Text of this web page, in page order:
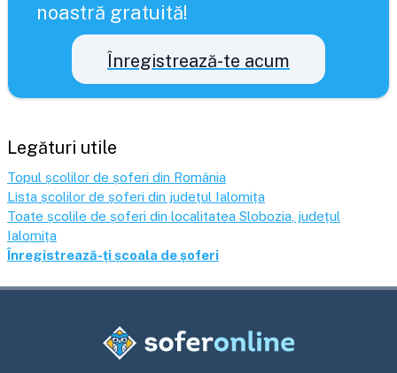
noastră gratuită!
Înregistrează-te acum
Legături utile
Topul școlilor de șoferi din România
Lista școlilor de șoferi din județul Ialomița
Toate școlile de șoferi din localitatea Slobozia , județul
Ialomița
Înregistrează-ți școala de șoferi